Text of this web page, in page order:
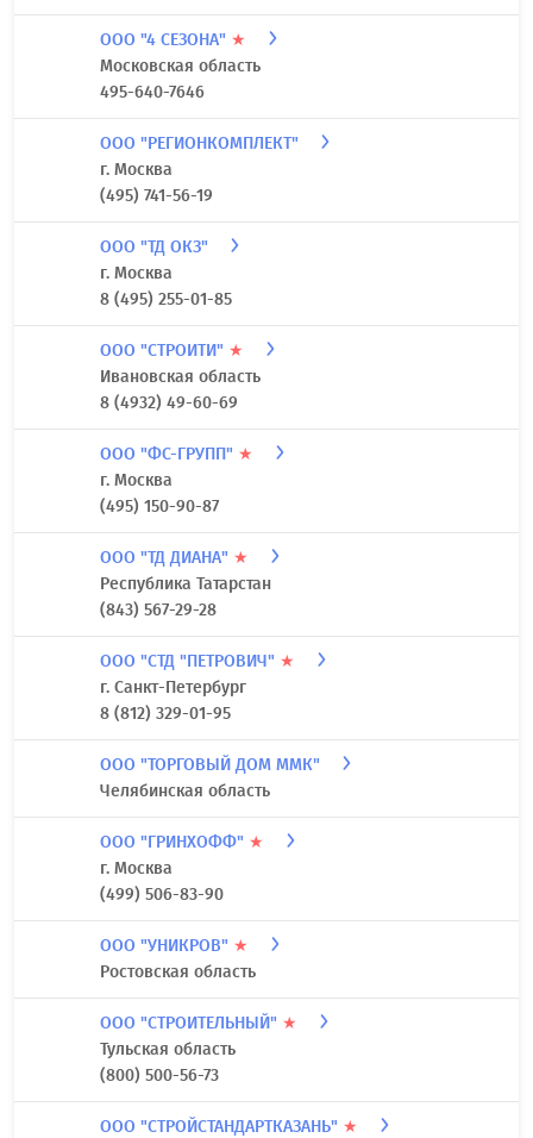
ООО "4 СЕЗОНА" ★
Московская область
495-640-7646
ООО "РЕГИОНКОМПЛЕКТ"
г. Москва
(495) 741-56-19
ООО "ТД ОКЗ"
г. Москва
8 (495) 255-01-85
ООО "СТРОИТИ" ★
Ивановская область
8 (4932) 49-60-69
ООО "ФС-ГРУПП" ★
г. Москва
(495) 150-90-87
ООО "ТД ДИАНА" ★
Республика Татарстан
(843) 567-29-28
ООО "СТД "ПЕТРОВИЧ" ★
г. Санкт-Петербург
8 (812) 329-01-95
ООО "ТОРГОВЫЙ ДОМ ММК"
Челябинская область
ООО "ГРИНХОФФ" ★
г. Москва
(499) 506-83-90
ООО "УНИКРОВ" ★
Ростовская область
ООО "СТРОИТЕЛЬНЫЙ" ★
Тульская область
(800) 500-56-73
ООО "СТРОЙСТАНДАРТКАЗАНЬ" ★